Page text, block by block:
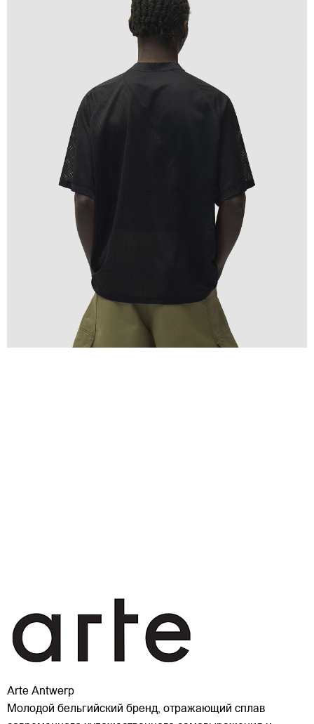
Arte Antwerp
Молодой бельгийский бренд, отражающий сплав